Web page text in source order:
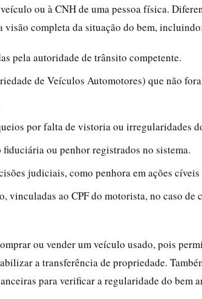
ou à CNH de uma pessoa física.
visão completa da situação do bem, incluindo:
pela autoridade de trânsito competente.
de Veículos Automotores) que não
por falta de vistoria ou irregularidades
fiduciária ou penhor registrados no sistema.
judiciais, como penhora em ações
vinculadas ao CPF do motorista, no caso de
ou vender um veículo usado, pois
a transferência de propriedade.
para verificar a regularidade do bem